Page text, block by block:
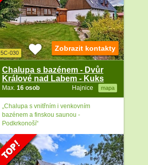
5C-030
Chalupa s bazénem - Dvůr
Králové nad Labem - Kuks
Hajnice mapa
Max. 16 osob
Zobrazit kontakty
„Chalupa s vnitřním i venkovním
bazénem a finskou saunou -
Podkrkonoší“